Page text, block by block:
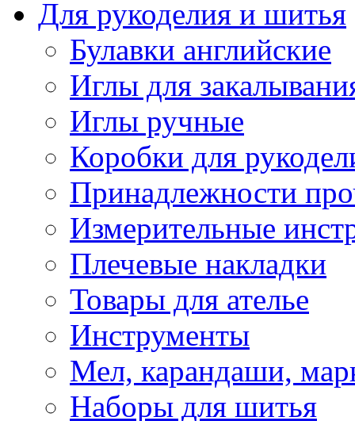
Для рукоделия и шитья
Булавки английские
Иглы для
Иглы ручные
Коробки для
Принадлежности
Измерительные
Плечевые накладки
Товары для ателье
Инструменты
Мел, карандаши,
Наборы для шитья